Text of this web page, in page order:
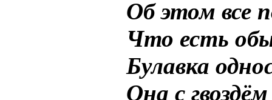
Об этом все
Что есть
Булавка
Она с